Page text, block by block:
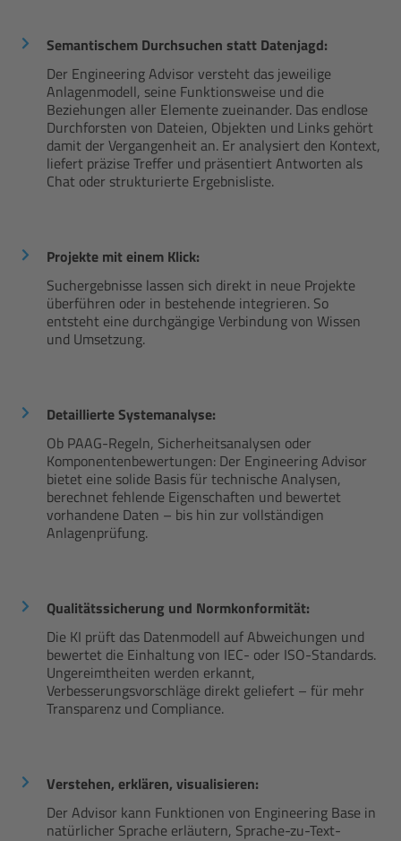
Semantischem Durchsuchen statt Datenjagd:
Der Engineering Advisor versteht das jeweilige
Anlagenmodell, seine Funktionsweise und die
Beziehungen aller Elemente zueinander. Das endlose
Durchforsten von Dateien, Objekten und Links gehört
damit der Vergangenheit an. Er analysiert den Kontext,
liefert präzise Treffer und präsentiert Antworten als
Chat oder strukturierte Ergebnisliste.
Projekte mit einem Klick:
Suchergebnisse lassen sich direkt in neue Projekte
überführen oder in bestehende integrieren. So
entsteht eine durchgängige Verbindung von Wissen
und Umsetzung.
Detaillierte Systemanalyse:
Ob PAAG-Regeln, Sicherheitsanalysen oder
Komponentenbewertungen: Der Engineering Advisor
bietet eine solide Basis für technische Analysen,
berechnet fehlende Eigenschaften und bewertet
vorhandene Daten – bis hin zur vollständigen
Anlagenprüfung.
Qualitätssicherung und Normkonformität:
Die KI prüft das Datenmodell auf Abweichungen und
bewertet die Einhaltung von IEC- oder ISO-Standards.
Ungereimtheiten werden erkannt,
Verbesserungsvorschläge direkt geliefert – für mehr
Transparenz und Compliance.
Verstehen, erklären, visualisieren:
Der Advisor kann Funktionen von Engineering Base in
natürlicher Sprache erläutern, Sprache-zu-Text-